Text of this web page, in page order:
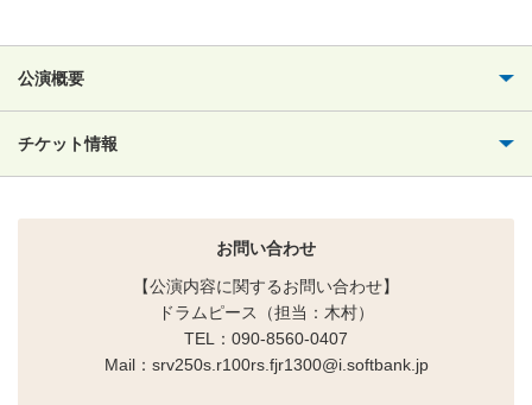
公演概要
チケット情報
お問い合わせ
【公演内容に関するお問い合わせ】
ドラムピース（担当：木村）
TEL：090-8560-0407
Mail：srv250s.r100rs.fjr1300@i.softbank.jp